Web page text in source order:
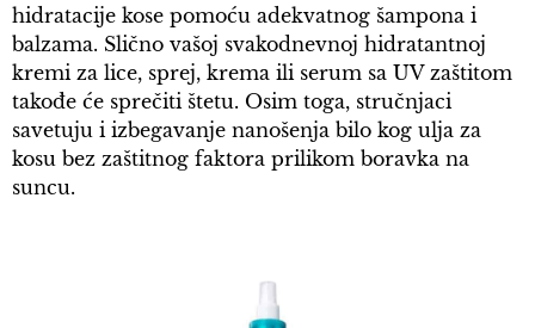
hidratacije kose pomoću adekvatnog šampona i
balzama. Slično vašoj svakodnevnoj hidratantnoj
kremi za lice, sprej, krema ili serum sa UV zaštitom
takođe će sprečiti štetu. Osim toga, stručnjaci
savetuju i izbegavanje nanošenja bilo kog ulja za
kosu bez zaštitnog faktora prilikom boravka na
suncu.